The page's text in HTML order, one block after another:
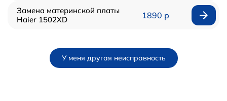
Замена материнской платы
Haier 1502XD
1890 р
У меня другая неисправность